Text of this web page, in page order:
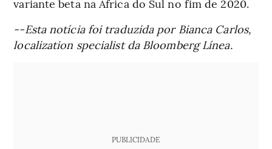
variante beta na África do Sul no fim de 2020.
--Esta notícia foi traduzida por Bianca Carlos,
localization specialist da Bloomberg Línea.
PUBLICIDADE